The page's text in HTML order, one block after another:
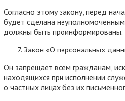
Согласно этому закону, перед
будет сделана
должны быть проинформированы.
Закон «О персональных
Он запрещает всем гражданам,
находящихся при исполнении
о частных лицах без их